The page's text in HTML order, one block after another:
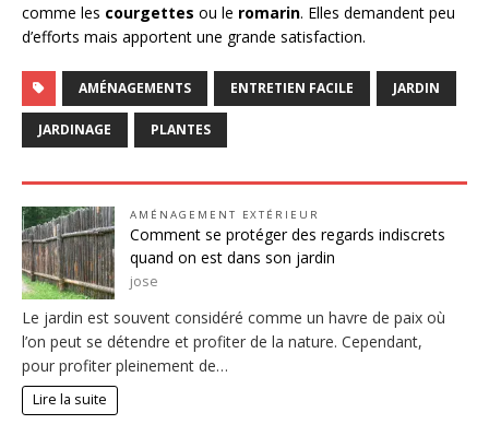
comme les courgettes ou le romarin. Elles demandent peu
d’efforts mais apportent une grande satisfaction.
AMÉNAGEMENTS ENTRETIEN FACILE JARDIN
JARDINAGE PLANTES
AMÉNAGEMENT EXTÉRIEUR
Comment se protéger des regards indiscrets
quand on est dans son jardin
jose
Le jardin est souvent considéré comme un havre de paix où
l’on peut se détendre et profiter de la nature. Cependant,
pour profiter pleinement de…
Lire la suite